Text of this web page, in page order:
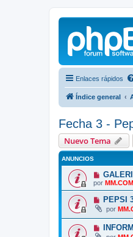
Enlaces rápidos
Índice general
Fecha 3 -
Nuevo Tema
ANUNCIOS
por MM.COM
PEPSI
por